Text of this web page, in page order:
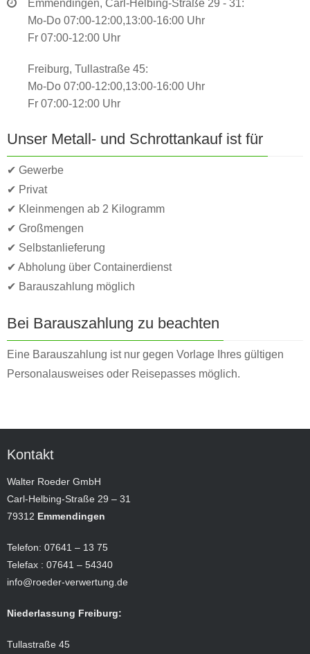
Emmendingen, Carl-Helbing-Straße 29 - 31:
Mo-Do 07:00-12:00,13:00-16:00 Uhr
Fr 07:00-12:00 Uhr
Freiburg, Tullastraße 45:
Mo-Do 07:00-12:00,13:00-16:00 Uhr
Fr 07:00-12:00 Uhr
Unser Metall- und Schrottankauf ist für
✔ Gewerbe
✔ Privat
✔ Kleinmengen ab 2 Kilogramm
✔ Großmengen
✔ Selbstanlieferung
✔ Abholung über Containerdienst
✔ Barauszahlung möglich
Bei Barauszahlung zu beachten
Eine Barauszahlung ist nur gegen Vorlage Ihres gültigen
Personalausweises oder Reisepasses möglich.
Kontakt
Walter Roeder GmbH
Carl-Helbing-Straße 29 – 31
79312 Emmendingen
Telefon: 07641 – 13 75
Telefax : 07641 – 54340
info@roeder-verwertung.de
Niederlassung Freiburg:
Tullastraße 45